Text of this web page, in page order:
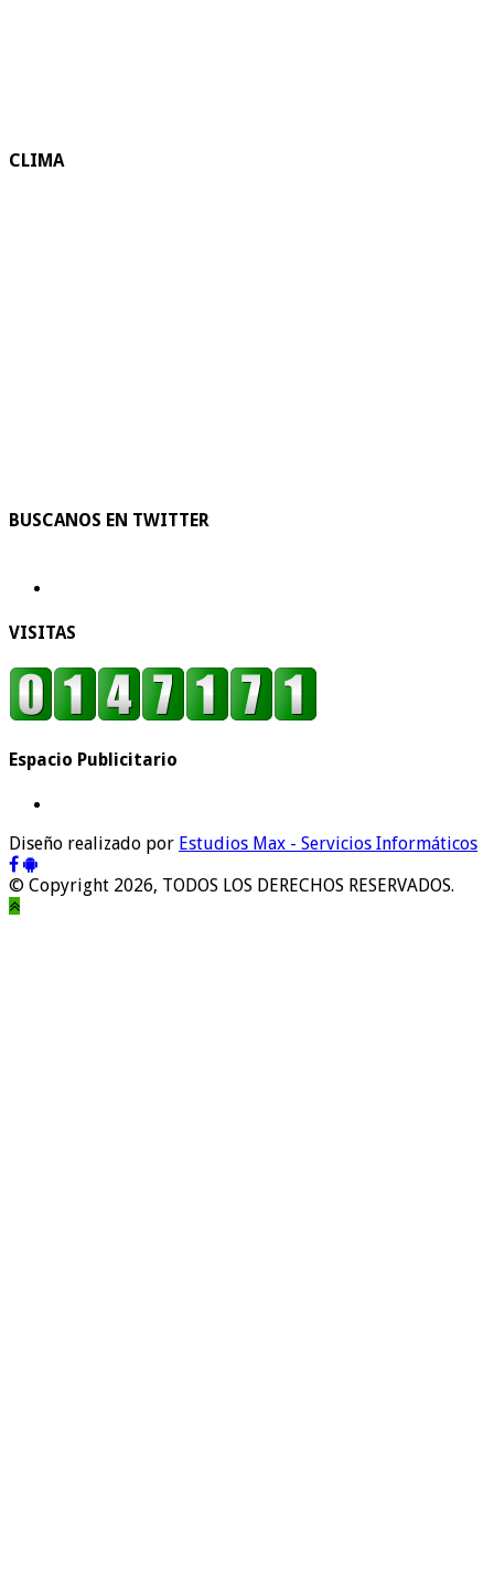
CLIMA
BUSCANOS EN TWITTER
VISITAS
Espacio Publicitario
Diseño realizado por Estudios Max - Servicios Informáticos
© Copyright 2026, TODOS LOS DERECHOS RESERVADOS.